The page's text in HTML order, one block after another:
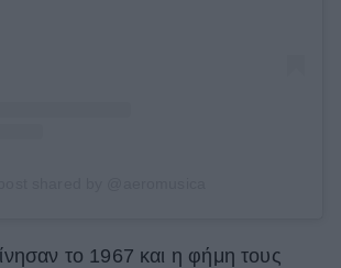
το 1967 και η φήμη τους